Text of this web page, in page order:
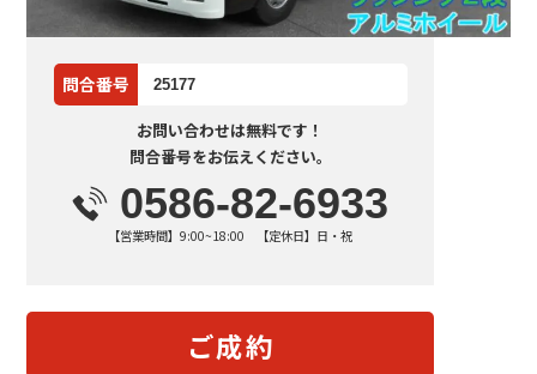
問合番号 25177
お問い合わせは無料です！
問合番号をお伝えください。
0586-82-6933
【営業時間】9:00~18:00 【定休日】日・祝
ご成約